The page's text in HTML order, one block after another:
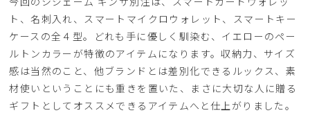
ト、名刺入れ、スマートマイクロウォレット、スマートキー
ケースの全４型。どれも手に優しく馴染む、イエローのペー
ルトンカラーが特徴のアイテムになります。収納力、サイズ
感は当然のこと、他ブランドとは差別化できるルックス、素
材使いということにも重きを置いた、まさに大切な人に贈る
ギフトとしてオススメできるアイテムへと仕上がりました。